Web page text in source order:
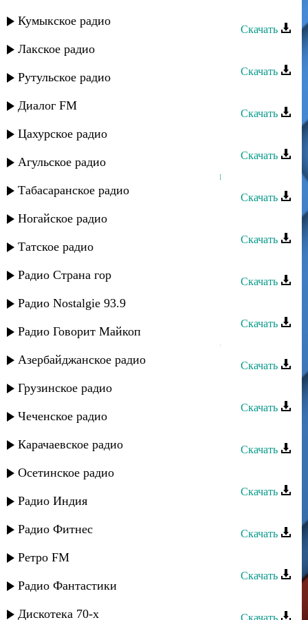
Кумыкское радио
Лакское радио
Рутульское радио
Диалог FM
Цахурское радио
Агульское радио
Табасаранское радио
Ногайское радио
Татское радио
Радио Страна гор
Радио Nostalgie 93.9
Радио Говорит Майкоп
Азербайджанское радио
Грузинское радио
Чеченское радио
Карачаевское радио
Осетинское радио
Радио Индия
Радио Фитнес
Ретро FM
Радио Фантастики
Дискотека 70-х
Скачать
Тарлан Мамедов - Вун патал зи яр
Скачать
Скачать
Тарлан Мамедов - Иер руш
Скачать
Тарлан Мамедов - Кизилдин тупал
Скачать
Тарлан Мамедов - Маги дилбер
Скачать
Скачать
Тарлан Мамедов - Отец
Скачать
Тарлан Мамедов - Савдада авай яр
Скачать
Тарлан Мамедов - Суна чан
Скачать
Скачать
Тарлан Мамедов - Чан алагуз
Скачать
Скачать
Тарлан Мамедов - Яр вуна
Скачать
Тарлан Мамедов - Лезги мани
Скачать